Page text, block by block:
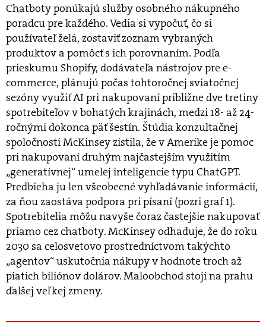
Chatboty ponúkajú služby osobného nákupného
poradcu pre každého. Vedia si vypočuť, čo si
používateľ želá, zostaviť zoznam vybraných
produktov a pomôcť s ich porovnaním. Podľa
prieskumu Shopify, dodávateľa nástrojov pre e-
commerce, plánujú počas tohtoročnej sviatočnej
sezóny využiť AI pri nakupovaní približne dve tretiny
spotrebiteľov v bohatých krajinách, medzi 18- až 24-
ročnými dokonca päť šestín. Štúdia konzultačnej
spoločnosti McKinsey zistila, že v Amerike je pomoc
pri nakupovaní druhým najčastejším využitím
„generatívnej“ umelej inteligencie typu ChatGPT.
Predbieha ju len všeobecné vyhľadávanie informácií,
za ňou zaostáva podpora pri písaní (pozri graf 1).
Spotrebitelia môžu navyše čoraz častejšie nakupovať
priamo cez chatboty. McKinsey odhaduje, že do roku
2030 sa celosvetovo prostredníctvom takýchto
„agentov“ uskutočnia nákupy v hodnote troch až
piatich biliónov dolárov. Maloobchod stojí na prahu
ďalšej veľkej zmeny.